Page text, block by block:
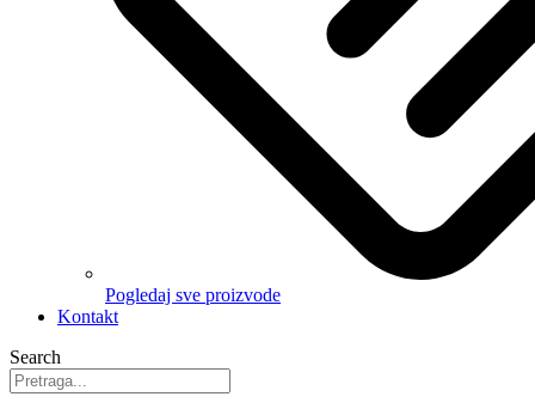
Pogledaj sve proizvode
Kontakt
Search